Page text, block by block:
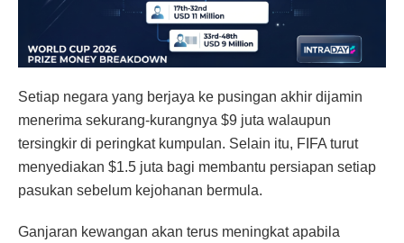
Setiap negara yang berjaya ke pusingan akhir dijamin
menerima sekurang-kurangnya $9 juta walaupun
tersingkir di peringkat kumpulan. Selain itu, FIFA turut
menyediakan $1.5 juta bagi membantu persiapan setiap
pasukan sebelum kejohanan bermula.
Ganjaran kewangan akan terus meningkat apabila